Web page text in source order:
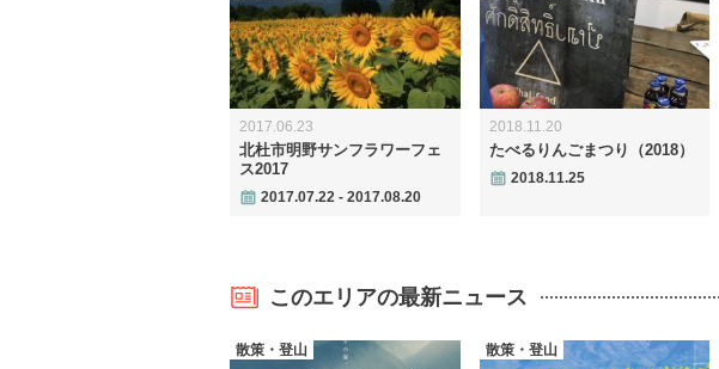
2017.06.23
北杜市明野サンフラワーフェ
ス2017
2017.07.22 - 2017.08.20
2018.11.20
たべるりんごまつり（2018）
2018.11.25
このエリアの最新ニュース
散策・登山 散策・登山